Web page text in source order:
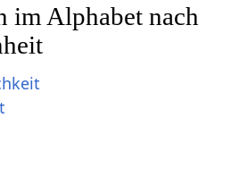
im Alphabet nach